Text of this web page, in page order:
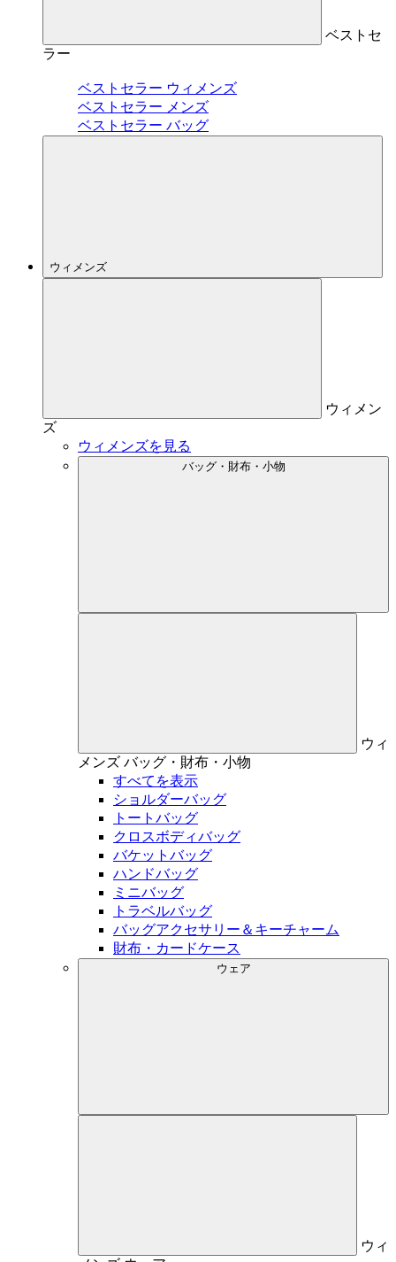
ベストセ
ラー
ベストセラー ウィメンズ
ベストセラー メンズ
ベストセラー バッグ
ウィメンズ
ウィメン
ズ
ウィメンズを見る
バッグ・財布・小物
ウィ
メンズ バッグ・財布・小物
すべてを表示
ショルダーバッグ
トートバッグ
クロスボディバッグ
バケットバッグ
ハンドバッグ
ミニバッグ
トラベルバッグ
バッグアクセサリー＆キーチャーム
財布・カードケース
ウェア
ウィ